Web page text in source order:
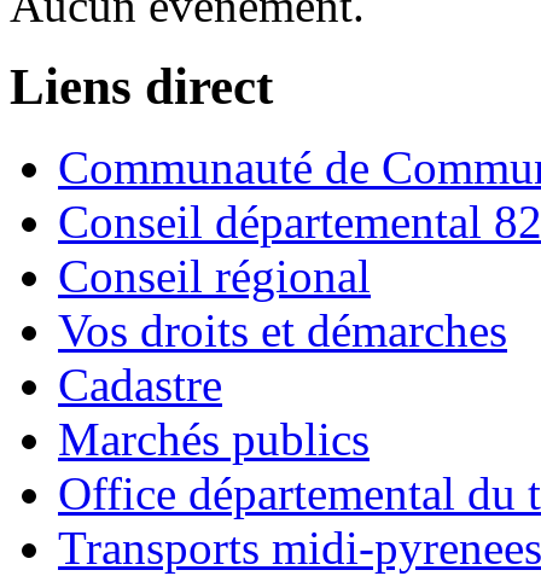
Liens direct
Communauté de
Conseil départemental 82
Conseil régional
Vos droits et démarches
Cadastre
Marchés publics
Office départemental du
Transports midi-pyrenees